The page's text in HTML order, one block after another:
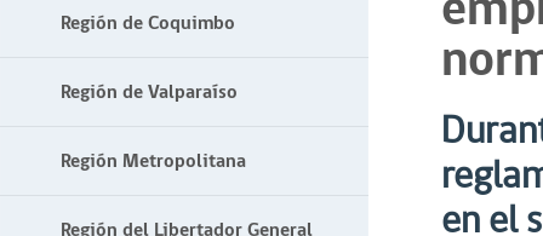
Región de Coquimbo
Región de Valparaíso
Región Metropolitana
Región del Libertador General
en el